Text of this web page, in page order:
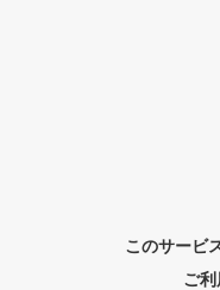
このサービ
ご利